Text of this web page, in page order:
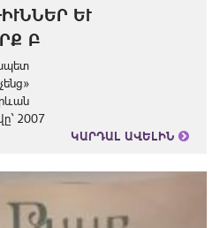
ԵՒ
Բ
2007
ԿԱՐԴԱԼ ԱՎԵԼԻՆ